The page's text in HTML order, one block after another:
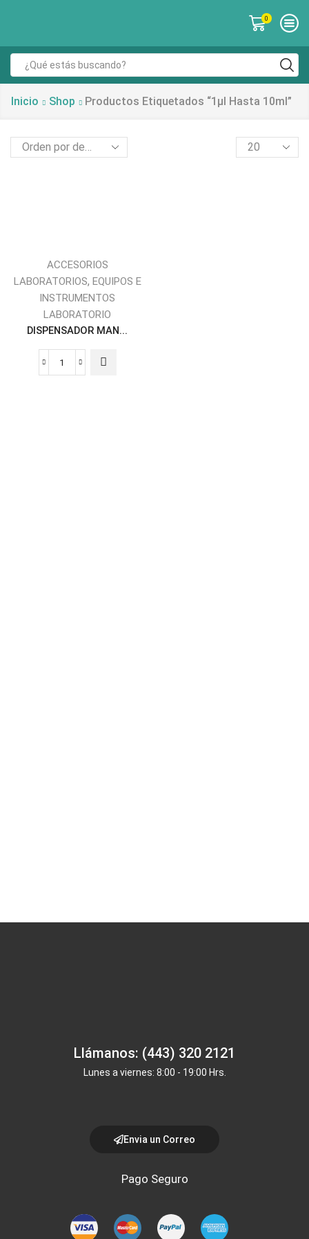
0
Inicio Shop Productos Etiquetados “1µl Hasta 10ml”
ACCESORIOS
LABORATORIOS, EQUIPOS E
INSTRUMENTOS
LABORATORIO
DISPENSADOR MAN...
Llámanos: (443) 320 2121
Lunes a viernes: 8:00 - 19:00 Hrs.
Envia un Correo
Pago Seguro